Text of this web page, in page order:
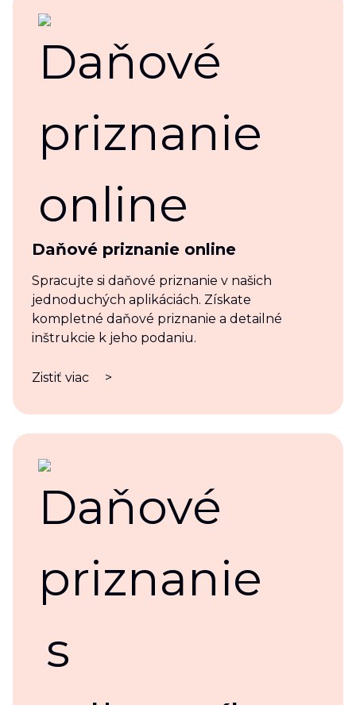
Daňové priznanie online
Spracujte si daňové priznanie v našich
jednoduchých aplikáciách. Získate
kompletné daňové priznanie a detailné
inštrukcie k jeho podaniu.
Zistiť viac >